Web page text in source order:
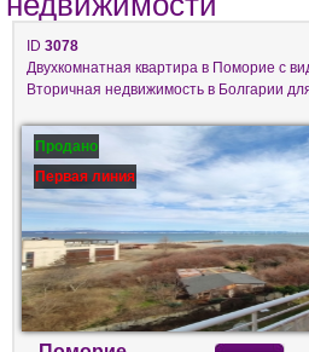
ID 3078
Двухкомнатная квартира в Поморие с
Вторичная недвижимость в Болгарии
Продано
Первая линия